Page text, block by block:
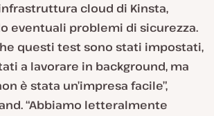
cloud di Kinsta,
eventuali problemi di sicurezza.
questi test sono stati impostati,
a lavorare in background, ma
è stata un’impresa facile”,
“Abbiamo letteralmente